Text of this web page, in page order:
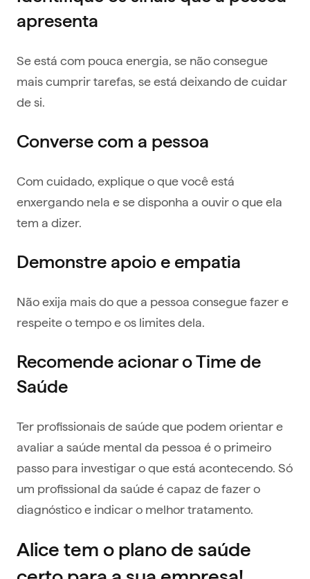
apresenta
Se está com pouca energia, se não consegue
mais cumprir tarefas, se está deixando de cuidar
de si.
Converse com a pessoa
Com cuidado, explique o que você está
enxergando nela e se disponha a ouvir o que ela
tem a dizer.
Demonstre apoio e empatia
Não exija mais do que a pessoa consegue fazer e
respeite o tempo e os limites dela.
Recomende acionar o Time de
Saúde
Ter profissionais de saúde que podem orientar e
avaliar a saúde mental da pessoa é o primeiro
passo para investigar o que está acontecendo. Só
um profissional da saúde é capaz de fazer o
diagnóstico e indicar o melhor tratamento.
Alice tem o plano de saúde